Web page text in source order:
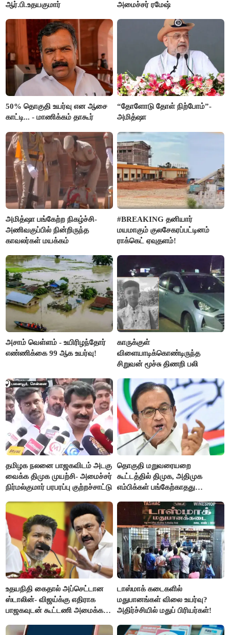
ஆர்.பி.உதயகுமார்
அமைச்சர் ரமேஷ்
50% தொகுதி உயர்வு என ஆசை
காட்டி... - மாணிக்கம் தாகூர்
“தோளோடு தோள் நிற்போம்”-
அமித்ஷா
அமித்ஷா பங்கேற்ற நிகழ்ச்சி-
அணிவகுப்பில் நின்றிருந்த
காவலர்கள் மயக்கம்
#BREAKING தனியார்
மயமாகும் குலசேகரப்பட்டினம்
ராக்கெட் ஏவுதளம்!
அசாம் வெள்ளம் - உயிரிழந்தோர்
எண்ணிக்கை 99 ஆக உயர்வு!
காருக்குள்
விளையாடிக்கொண்டிருந்த
சிறுவன் மூச்சு திணறி பலி
தமிழக நலனை பாஜகவிடம் அடகு
வைக்க திமுக முயற்சி- அமைச்சர்
நிர்மல்குமார் பரபரப்பு குற்றச்சாட்டு
தொகுதி மறுவரையறை
கூட்டத்தில் திமுக, அதிமுக
எம்பிக்கள் பங்கேற்காதது
உதயநிதி கைதால் அப்செட்டான
ஸ்டாலின்- விஜய்க்கு எதிராக
பாஜகவுடன் கூட்டணி அமைக்க
டாஸ்மாக் கடைகளில்
மதுபானங்கள் விலை உயர்வு?
அதிர்ச்சியில் மதுப் பிரியர்கள்!